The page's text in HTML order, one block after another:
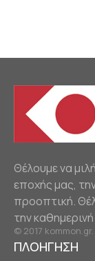
Θέλουμε να
εποχής μας,
προοπτική.
την
© 2017
ΠΛΟΗΓΗΣΗ